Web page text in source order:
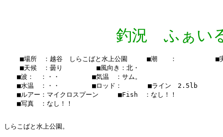
釣況 ふぁい
■場所　：越谷　しらこばと水上公園　　　■潮　　：　　　　　
    ■天候　：曇り 　　　 　■風向き：北・
■波：　：・・　　　　　■気温　：サム。
■水温　：・・　　　　　■ロッド：　　　　■ライン　2.5lb
■ルアー：マイクロスプーン　　　■Fish　：なし！！
■写真　：なし！！
しらこばと水上公園。